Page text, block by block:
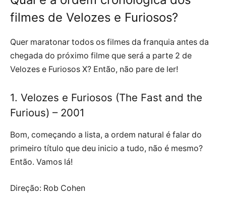
filmes de Velozes e Furiosos?
Quer maratonar todos os filmes da franquia antes da
chegada do próximo filme que será a parte 2 de
Velozes e Furiosos X? Então, não pare de ler!
1. Velozes e Furiosos (The Fast and the
Furious) – 2001
Bom, começando a lista, a ordem natural é falar do
primeiro título que deu inicio a tudo, não é mesmo?
Então. Vamos lá!
Direção: Rob Cohen